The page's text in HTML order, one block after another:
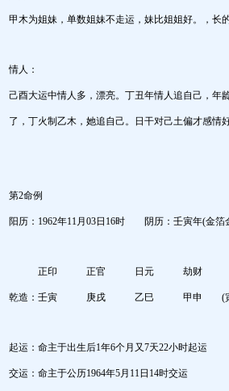
甲木为姐妹，单数姐妹不走运，妹比姐姐好。，长
情人：
己酉大运中情人多，漂亮。丁丑年情人追自己，年
了，丁火制乙木，她追自己。日干对己土偏才感情
第2命例
阳历：1962年11月03日16时 阴历：壬寅年(金箔
正印 正官 日元 劫财
乾造：壬寅 庚戌 乙巳 甲申 (寅
起运：命主于出生后1年6个月又7天22小时起运
交运：命主于公历1964年5月11日14时交运